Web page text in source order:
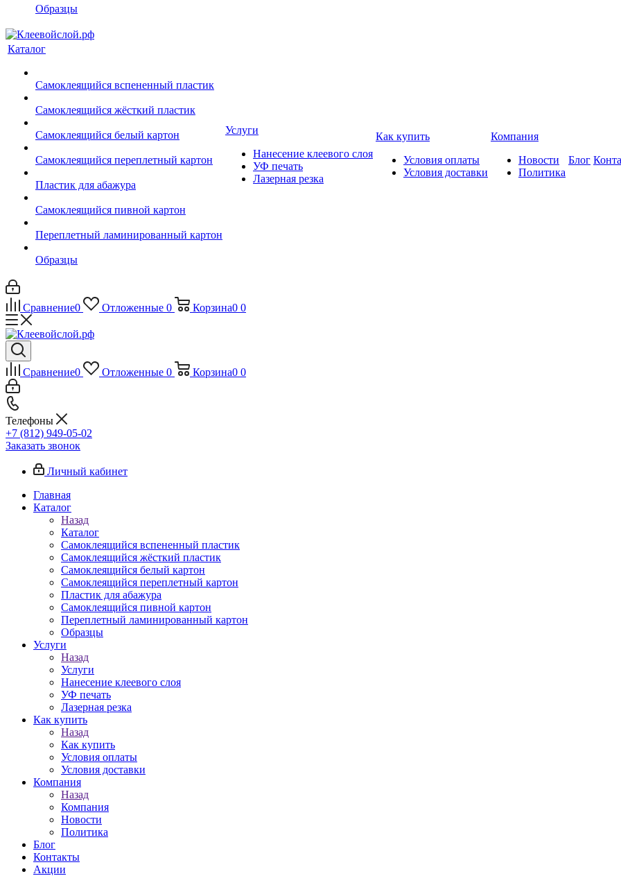
Образцы
Каталог
Самоклеящийся вспененный пластик
Самоклеящийся жёсткий пластик
Самоклеящийся белый картон
Самоклеящийся переплетный картон
Пластик для абажура
Самоклеящийся пивной картон
Переплетный ламинированный картон
Образцы
Услуги
Нанесение клеевого слоя
УФ печать
Лазерная резка
Как купить
Условия оплаты
Условия доставки
Компания
Новости
Политика
Блог
Сравнение0 Отложенные 0 Корзина0 0
Сравнение0 Отложенные 0 Корзина0 0
Телефоны
+7 (812) 949-05-02
Заказать звонок
Личный кабинет
Главная
Каталог
Назад
Каталог
Самоклеящийся вспененный пластик
Самоклеящийся жёсткий пластик
Самоклеящийся белый картон
Самоклеящийся переплетный картон
Пластик для абажура
Самоклеящийся пивной картон
Переплетный ламинированный картон
Образцы
Услуги
Назад
Услуги
Нанесение клеевого слоя
УФ печать
Лазерная резка
Как купить
Назад
Как купить
Условия оплаты
Условия доставки
Компания
Назад
Компания
Новости
Политика
Блог
Контакты
Акции